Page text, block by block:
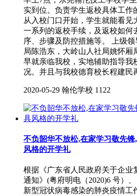
实到位。负责学生返校具体工作
从入校门口开始，学生就能看见
一系列的返校手续，及返校如何
序、步骤及防控措施等。 上级
局陈浩东，大岭山人社局姚怀厢
早就亲临我校，实地辅助指导我
况。并且与我校德育校长程建民
2020-05-29 翰伦学校 1122
不负韶华不放松,在家学习敬先
风格的开学礼
根据《广东省人民政府关于企业
通知》(粤府明电（2020)6 号）
新型冠状病毒感染的肺炎疫情工